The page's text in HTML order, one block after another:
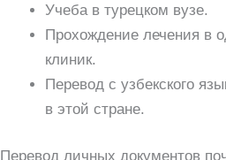
Учеба в турецком вузе.
Прохождение лечения в
клиник.
Перевод с узбекского
в этой стране.
Перевод личных документов